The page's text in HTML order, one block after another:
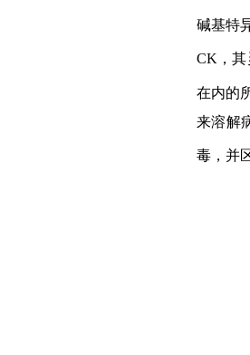
碱基特
CK，其
在内的
来溶解
毒，并